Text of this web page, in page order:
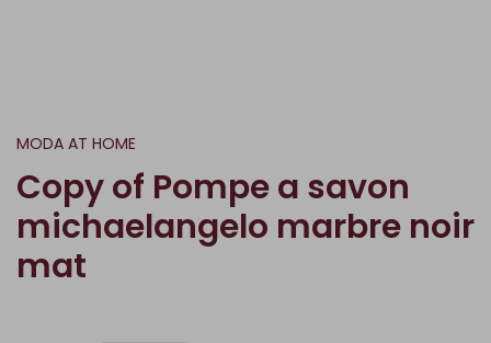
MODA AT HOME
Copy of Pompe a savon
michaelangelo marbre noir
mat